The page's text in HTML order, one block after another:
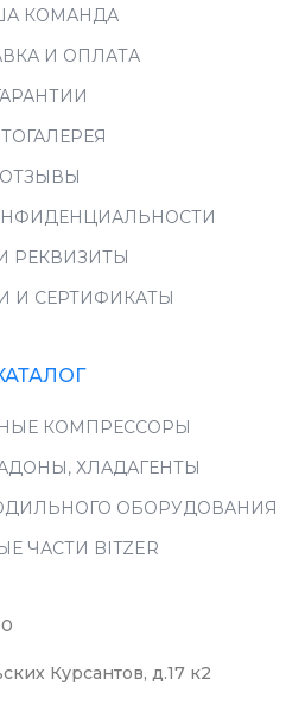
КОМАНДА
И ОПЛАТА
ОТЗЫВЫ
РЕКВИЗИТЫ
И СЕРТИФИКАТЫ
КОМПРЕССОРЫ
ХЛАДАГЕНТЫ
ОБОРУДОВАНИЯ
ЧАСТИ BITZER
Курсантов, д.17 к2